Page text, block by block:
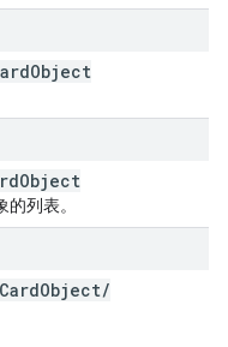
Object
Object
列表。
CardObject/